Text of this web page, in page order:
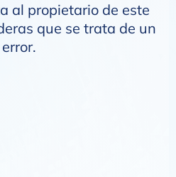
al propietario de este
que se trata de un
error.